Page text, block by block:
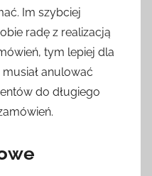
Im szybciej
radę z realizacją
tym lepiej dla
anulować
do długiego